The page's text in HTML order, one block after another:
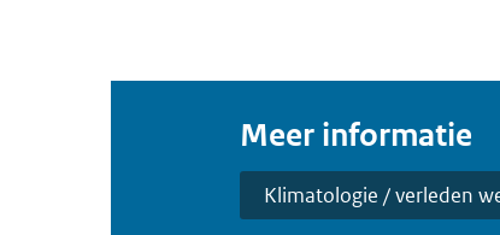
Meer informatie
Klimatologie / verleden